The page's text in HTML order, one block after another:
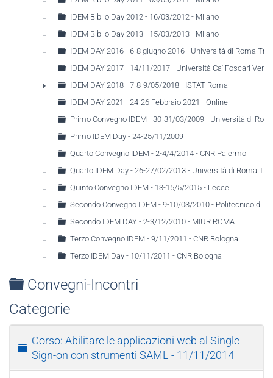
IDEM Biblio Day 2012 - 16/03/2012 - Milano
IDEM Biblio Day 2013 - 15/03/2013 - Milano
IDEM DAY 2016 - 6-8 giugno 2016 - Università di Roma Tre
IDEM DAY 2017 - 14/11/2017 - Università Ca' Foscari
►
IDEM DAY 2018 - 7-8-9/05/2018 - ISTAT Roma
IDEM DAY 2021 - 24-26 Febbraio 2021 - Online
Primo Convegno IDEM - 30-31/03/2009 - Università di
Primo IDEM Day - 24-25/11/2009
Quarto Convegno IDEM - 2-4/4/2014 - CNR Palermo
Quarto IDEM Day - 26-27/02/2013 - Università di Roma Tre
Quinto Convegno IDEM - 13-15/5/2015 - Lecce
Secondo Convegno IDEM - 9-10/03/2010 - Politecnico di
Secondo IDEM DAY - 2-3/12/2010 - MIUR ROMA
Terzo Convegno IDEM - 9/11/2011 - CNR Bologna
Terzo IDEM Day - 10/11/2011 - CNR Bologna
Cartella
Convegni-Incontri
Categorie
Cartella
Corso: Abilitare le applicazioni web al Single
Sign-on con strumenti SAML - 11/11/2014